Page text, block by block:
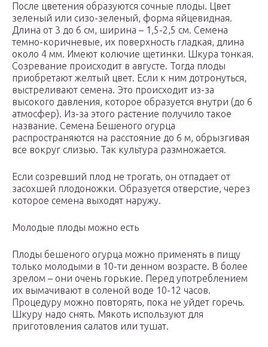
После цветения образуются сочные плоды. Цвет
зеленый или сизо-зеленый, форма яйцевидная.
Длина от 3 до 6 см, ширина – 1,5-2,5 см. Семена
темно-коричневые, их поверхность гладкая, длина
около 4 мм. Имеют колючие щетинки. Шкура тонкая.
Созревание происходит в августе. Тогда плоды
приобретают желтый цвет. Если к ним дотронуться,
выстреливают семена. Это происходит из-за
высокого давления, которое образуется внутри (до 6
атмосфер). Из-за этого растение получило такое
название. Семена Бешеного огурца
распространяются на расстояние до 6 м, обрызгивая
все вокруг слизью. Так культура размножается.
Если созревший плод не трогать, он отпадает от
засохшей плодоножки. Образуется отверстие, через
которое семена выходят наружу.
Молодые плоды можно есть
Плоды бешеного огурца можно применять в пищу
только молодыми в 10-ти денном возрасте. В более
зрелом – они очень горькие. Перед употреблением
их вымачивают в соленой воде 10-12 часов.
Процедуру можно повторять, пока не уйдет горечь.
Шкуру надо снять. Мякоть используют для
приготовления салатов или тушат.